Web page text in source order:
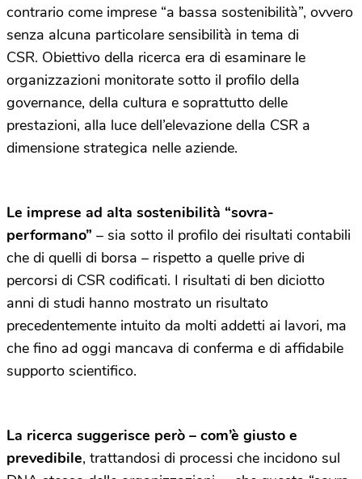
contrario come imprese “a bassa sostenibilità”, ovvero
senza alcuna particolare sensibilità in tema di
CSR. Obiettivo della ricerca era di esaminare le
organizzazioni monitorate sotto il profilo della
governance, della cultura e soprattutto delle
prestazioni, alla luce dell’elevazione della CSR a
dimensione strategica nelle aziende.
Le imprese ad alta sostenibilità “sovra-
performano” – sia sotto il profilo dei risultati contabili
che di quelli di borsa – rispetto a quelle prive di
percorsi di CSR codificati. I risultati di ben diciotto
anni di studi hanno mostrato un risultato
precedentemente intuito da molti addetti ai lavori, ma
che fino ad oggi mancava di conferma e di affidabile
supporto scientifico.
La ricerca suggerisce però – com’è giusto e
prevedibile, trattandosi di processi che incidono sul